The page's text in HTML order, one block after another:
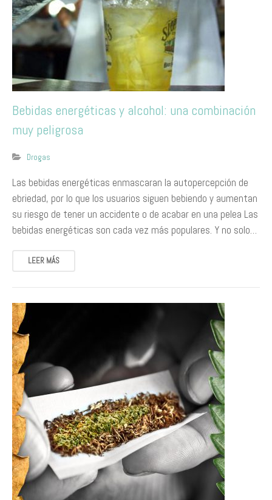
​Bebidas energéticas y alcohol: una combinación
muy peligrosa
Drogas
Las bebidas energéticas enmascaran la autopercepción de
ebriedad, por lo que los usuarios siguen bebiendo y aumentan
su riesgo de tener un accidente o de acabar en una pelea Las
bebidas energéticas son cada vez más populares. Y no solo…
LEER MÁS